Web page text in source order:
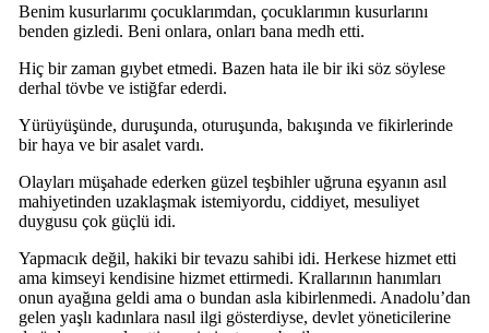
Benim kusurlarımı çocuklarımdan, çocuklarımın kusurlarını
benden gizledi. Beni onlara, onları bana medh etti.
Hiç bir zaman gıybet etmedi. Bazen hata ile bir iki söz söylese
derhal tövbe ve istiğfar ederdi.
Yürüyüşünde, duruşunda, oturuşunda, bakışında ve fikirlerinde
bir haya ve bir asalet vardı.
Olayları müşahade ederken güzel teşbihler uğruna eşyanın asıl
mahiyetinden uzaklaşmak istemiyordu, ciddiyet, mesuliyet
duygusu çok güçlü idi.
Yapmacık değil, hakiki bir tevazu sahibi idi. Herkese hizmet etti
ama kimseyi kendisine hizmet ettirmedi. Krallarının hanımları
onun ayağına geldi ama o bundan asla kibirlenmedi. Anadolu’dan
gelen yaşlı kadınlara nasıl ilgi gösterdiyse, devlet yöneticilerine